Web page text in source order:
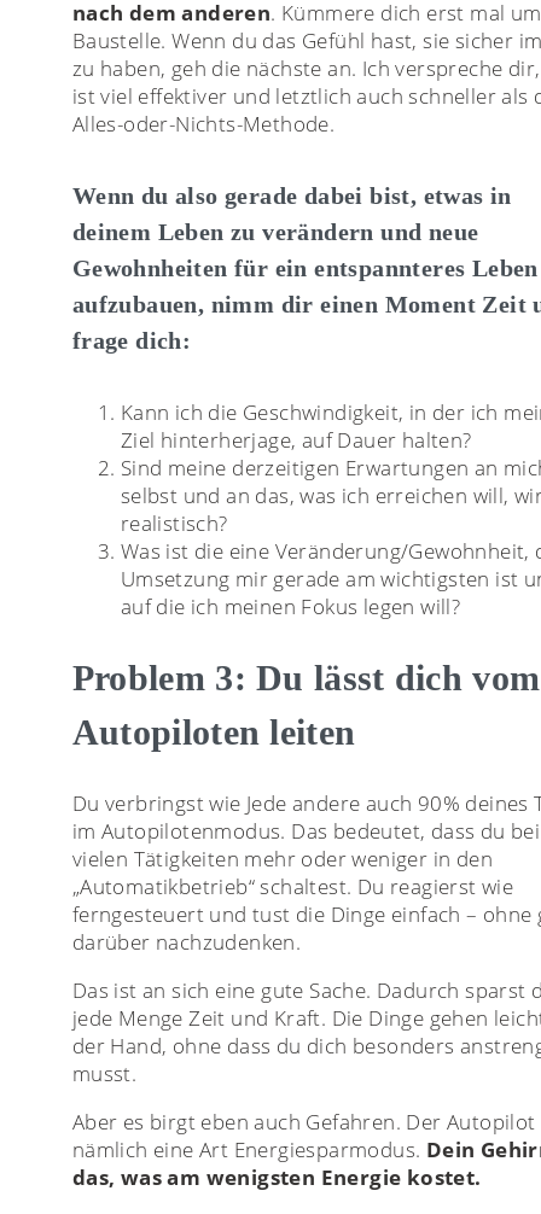
nach dem anderen. Kümmere dich erst mal
Baustelle. Wenn du das Gefühl hast, sie sicher
zu haben, geh die nächste an. Ich verspreche
ist viel effektiver und letztlich auch schneller als
Alles-oder-Nichts-Methode.
Wenn du also gerade dabei bist, etwas in
deinem Leben zu verändern und neue
Gewohnheiten für ein entspannteres Leben
aufzubauen, nimm dir einen Moment Zeit
frage dich:
Kann ich die Geschwindigkeit, in der ich
Ziel hinterherjage, auf Dauer halten?
Sind meine derzeitigen Erwartungen an
selbst und an das, was ich erreichen will,
realistisch?
Was ist die eine Veränderung/Gewohnheit,
Umsetzung mir gerade am wichtigsten ist
auf die ich meinen Fokus legen will?
Problem 3: Du lässt dich vom
Autopiloten leiten
Du verbringst wie Jede andere auch 90% deines
im Autopilotenmodus. Das bedeutet, dass du bei
vielen Tätigkeiten mehr oder weniger in den
„Automatikbetrieb“ schaltest. Du reagierst wie
ferngesteuert und tust die Dinge einfach – ohne
darüber nachzudenken.
Das ist an sich eine gute Sache. Dadurch sparst
jede Menge Zeit und Kraft. Die Dinge gehen
der Hand, ohne dass du dich besonders
musst.
Aber es birgt eben auch Gefahren. Der
nämlich eine Art Energiesparmodus. Dein
das, was am wenigsten Energie kostet.